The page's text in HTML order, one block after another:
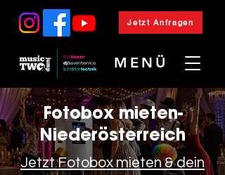
MENÜ
Jetzt Anfragen
Fotobox mieten-
Niederösterreich
Jetzt Fotobox mieten & dein